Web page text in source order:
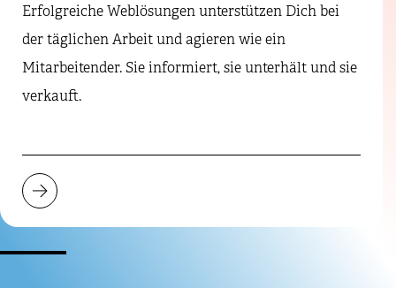
Erfolgreiche Weblösungen unterstützen Dich bei
der täglichen Arbeit und agieren wie ein
Mitarbeitender. Sie informiert, sie unterhält und sie
verkauft.